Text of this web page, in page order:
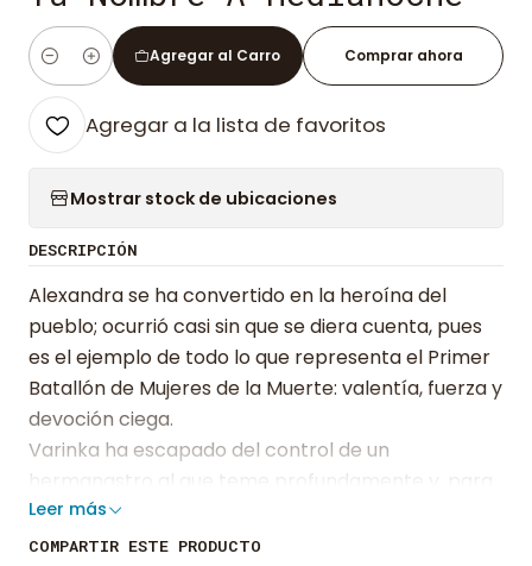
Cantidad
Agregar al Carro Comprar ahora
Agregar a la lista de favoritos
Mostrar stock de ubicaciones
DESCRIPCIÓN
Alexandra se ha convertido en la heroína del
pueblo; ocurrió casi sin que se diera cuenta, pues
es el ejemplo de todo lo que representa el Primer
Batallón de Mujeres de la Muerte: valentía, fuerza y
devoción ciega.
Varinka ha escapado del control de un
hermanastro al que teme profundamente y, para
lograrlo, solo tiene una opción: servir en el cuerpo
de sanitarios del ejército.
Leer más
COMPARTIR ESTE PRODUCTO